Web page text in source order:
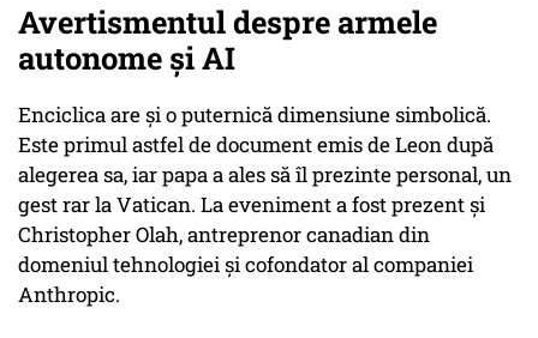
Avertismentul despre armele
autonome și AI
Enciclica are și o puternică dimensiune simbolică.
Este primul astfel de document emis de Leon după
alegerea sa, iar papa a ales să îl prezinte personal, un
gest rar la Vatican. La eveniment a fost prezent și
Christopher Olah, antreprenor canadian din
domeniul tehnologiei și cofondator al companiei
Anthropic.